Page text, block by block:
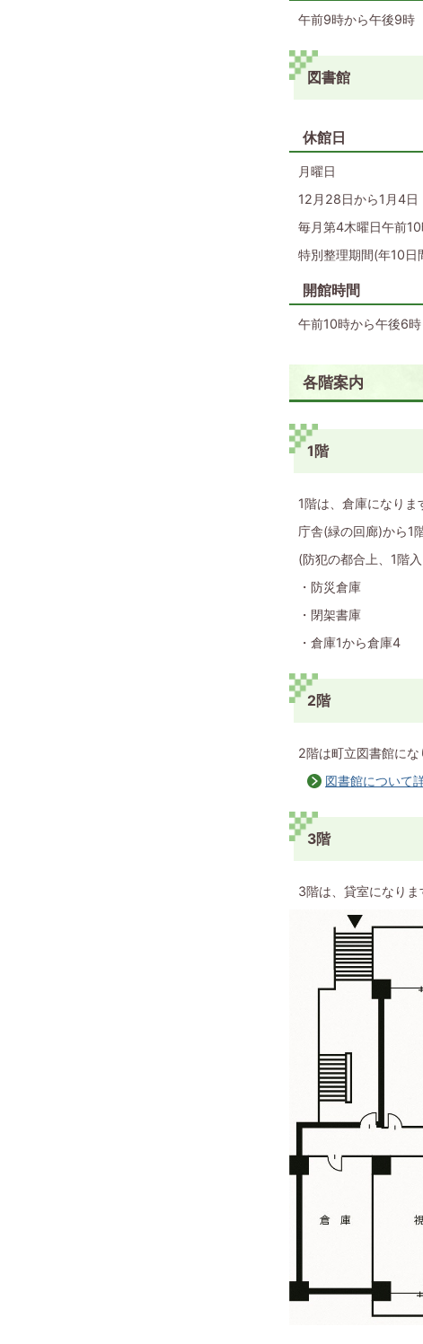
午前9時から午後9時
図書館
休館日
月曜日
12月28日から1月4日
毎月第4木曜日午前
特別整理期間(年10日
開館時間
午前10時から午後6時
各階案内
1階
1階は、倉庫になりま
庁舎(緑の回廊)から1
(防犯の都合上、1階
・防災倉庫
・閉架書庫
・倉庫1から倉庫4
2階
2階は町立図書館にな
図書館について
3階
3階は、貸室になりま